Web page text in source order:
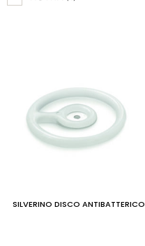
SILVERINO DISCO ANTIBATTERICO